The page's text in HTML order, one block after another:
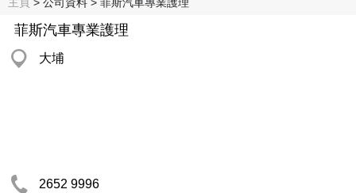
菲斯汽車專業護理
大埔
2652 9996